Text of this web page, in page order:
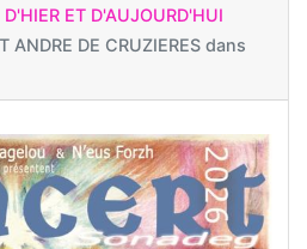
ET D'AUJOURD'HUI
ANDRE DE CRUZIERES dans